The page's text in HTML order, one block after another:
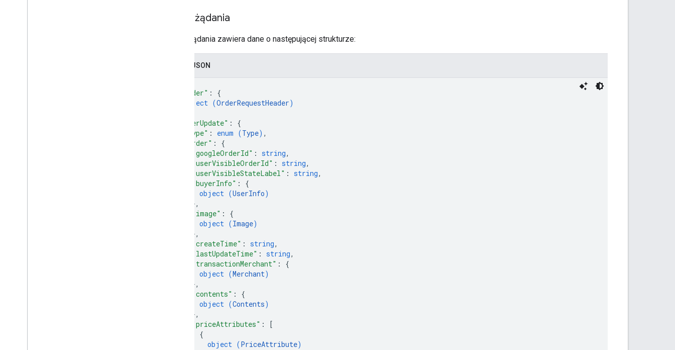
Treść żądania
Treść żądania zawiera dane o następującej strukturze:
Zapis JSON
"header" : {
object (OrderRequestHeader)
"orderUpdate" : {
"type" : enum (Type) ,
"order" : {
"googleOrderId" : string,
"userVisibleOrderId" : string,
"userVisibleStateLabel" : string,
"buyerInfo" : {
object (UserInfo)
},
"image" : {
object (Image)
},
"createTime" : string,
"lastUpdateTime" : string,
"transactionMerchant" : {
object (Merchant)
},
"contents" : {
object (Contents)
},
"priceAttributes" :
[
{
object (PriceAttribute)